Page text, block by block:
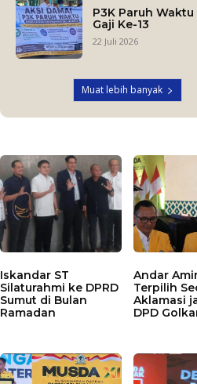
P3K Paruh
Gaji Ke-13
22 Juli 2026
Muat lebih banyak
Iskandar ST
Silaturahmi ke DPRD
Sumut di Bulan
Ramadan
Andar
Terpilih
Aklamasi
DPD